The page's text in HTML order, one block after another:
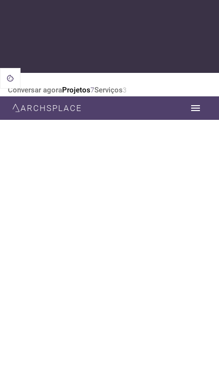
ARCHSPLACE
Conversar agoraProjetos7Serviços3
CATEGORIA
TODOS DESIGN DE INTERIORES ARQUITETURA